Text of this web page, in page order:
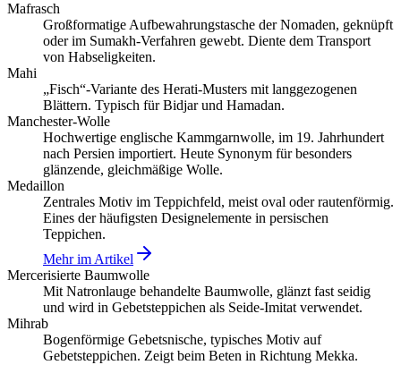
Mafrasch
Großformatige Aufbewahrungstasche der Nomaden, geknüpft
oder im Sumakh-Verfahren gewebt. Diente dem Transport
von Habseligkeiten.
Mahi
„Fisch“-Variante des Herati-Musters mit langgezogenen
Blättern. Typisch für Bidjar und Hamadan.
Manchester-Wolle
Hochwertige englische Kammgarnwolle, im 19. Jahrhundert
nach Persien importiert. Heute Synonym für besonders
glänzende, gleichmäßige Wolle.
Medaillon
Zentrales Motiv im Teppichfeld, meist oval oder rautenförmig.
Eines der häufigsten Designelemente in persischen
Teppichen.
Mehr im Artikel
Mercerisierte Baumwolle
Mit Natronlauge behandelte Baumwolle, glänzt fast seidig
und wird in Gebetsteppichen als Seide-Imitat verwendet.
Mihrab
Bogenförmige Gebetsnische, typisches Motiv auf
Gebetsteppichen. Zeigt beim Beten in Richtung Mekka.